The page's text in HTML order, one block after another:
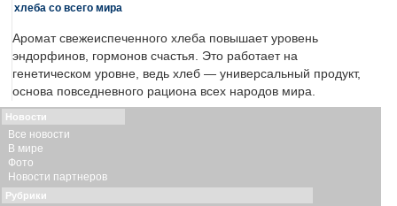
хлеба со всего мира
Аромат свежеиспеченного хлеба повышает уровень
эндорфинов, гормонов счастья. Это работает на
генетическом уровне, ведь хлеб — универсальный продукт,
основа повседневного рациона всех народов мира.
Новости
Все новости
В мире
Фото
Новости партнеров
Рубрики